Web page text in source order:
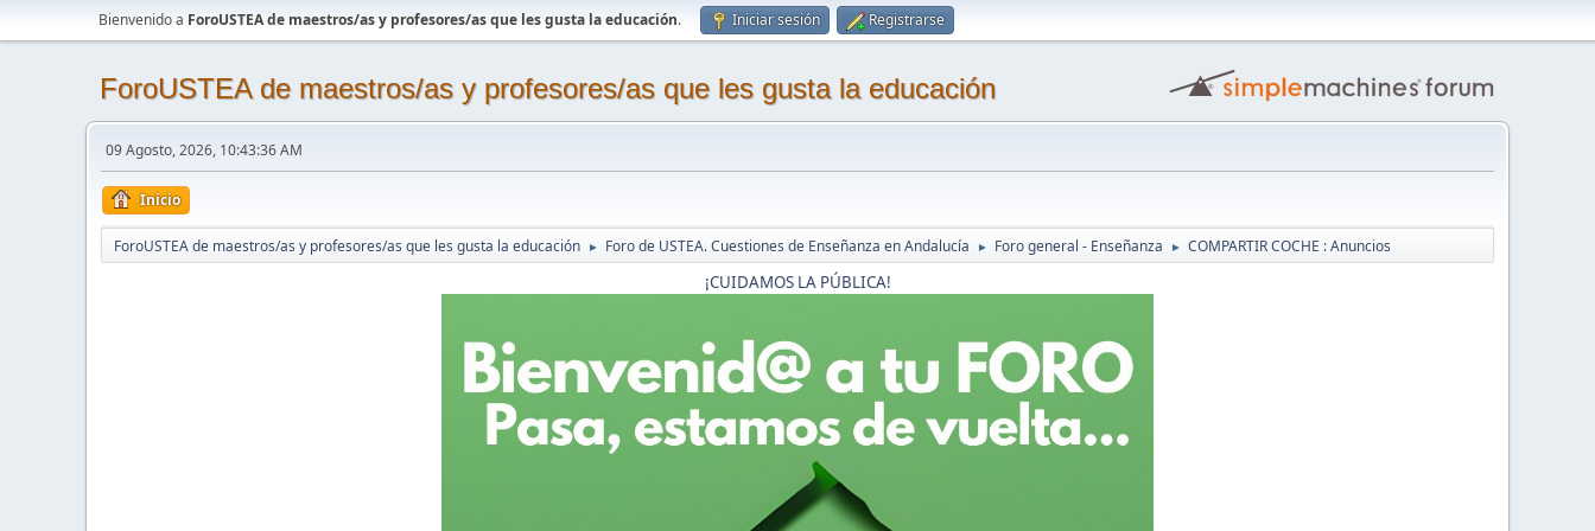
Bienvenido a ForoUSTEA de maestros/as y profesores/as que les gusta la educación. Iniciar sesión Registrarse
ForoUSTEA de maestros/as y profesores/as que les gusta la educación
09 Agosto, 2026, 10:43:36 AM
Inicio
ForoUSTEA de maestros/as y profesores/as que les gusta la educación ► Foro de USTEA. Cuestiones de Enseñanza en Andalucía ► Foro general - Enseñanza ► COMPARTIR COCHE : Anuncios
¡CUIDAMOS LA PÚBLICA!